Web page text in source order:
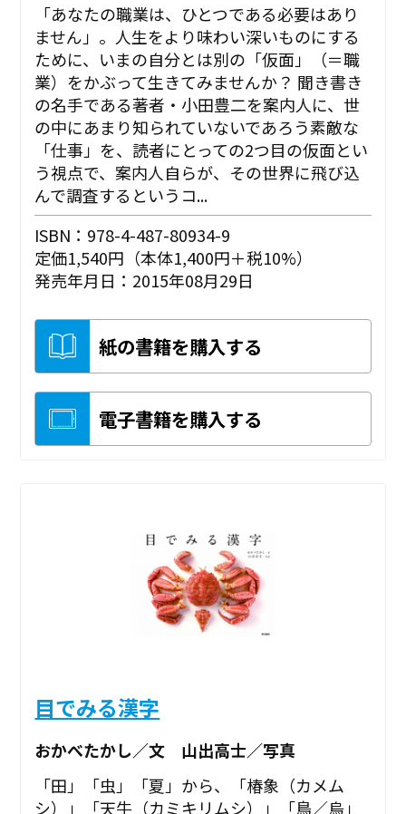
「あなたの職業は、ひとつである必要はあり
ません」。人生をより味わい深いものにする
ために、いまの自分とは別の「仮面」（＝職
業）をかぶって生きてみませんか？ 聞き書き
の名手である著者・小田豊二を案内人に、世
の中にあまり知られていないであろう素敵な
「仕事」を、読者にとっての2つ目の仮面とい
う視点で、案内人自らが、その世界に飛び込
んで調査するというコ...
ISBN：978-4-487-80934-9
定価1,540円（本体1,400円＋税10%）
発売年月日：2015年08月29日
紙の書籍を購入する
電子書籍を購入する
目でみる漢字
おかべたかし／文 山出高士／写真
「田」「虫」「夏」から、「椿象（カメム
シ）」「天牛（カミキリムシ）」「鳥／烏」